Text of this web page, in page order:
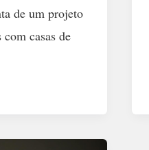
de um projeto
casas de